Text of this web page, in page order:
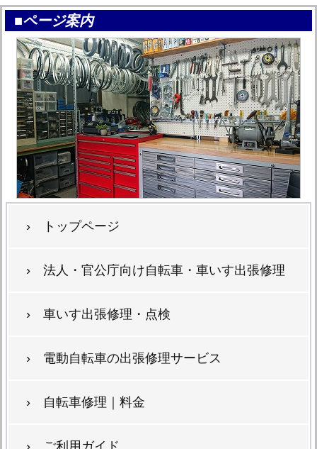
■ページ案内
› トップページ
› 法人・官公庁向け自転車・車いす出張修理
› 車いす出張修理・点検
› 電動自転車の出張修理サービス
› 自転車修理｜料金